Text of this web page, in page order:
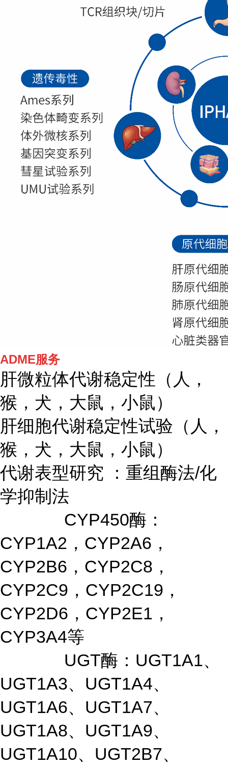
ADME服务
肝微粒体代谢稳定性（人，
猴，犬，大鼠，小鼠）
肝细胞代谢稳定性试验（人，
猴，犬，大鼠，小鼠）
代谢表型研究 ：重组酶法/化
学抑制法
CYP450酶：
CYP1A2，CYP2A6，
CYP2B6，CYP2C8，
CYP2C9，CYP2C19，
CYP2D6，CYP2E1，
CYP3A4等
UGT酶：UGT1A1、
UGT1A3、UGT1A4、
UGT1A6、UGT1A7、
UGT1A8、UGT1A9、
UGT1A10、UGT2B7、